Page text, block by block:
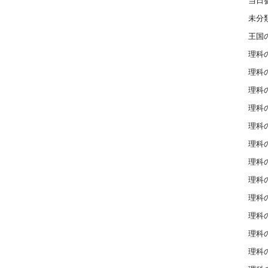
未分
王国
理科
理科
理科
理科
理科
理科
理科
理科
理科
理科
理科
理科